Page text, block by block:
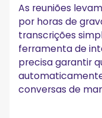
As reuniões
por horas de
transcrições
ferramenta de
precisa garantir
conversas de